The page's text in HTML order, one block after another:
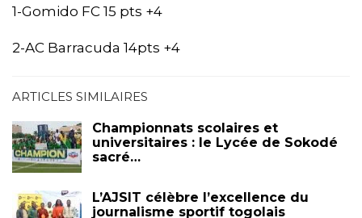
1-Gomido FC 15 pts +4
2-AC Barracuda 14pts +4
ARTICLES SIMILAIRES
Championnats scolaires et
universitaires : le Lycée de Sokodé
sacré…
L’AJSIT célèbre l’excellence du
journalisme sportif togolais